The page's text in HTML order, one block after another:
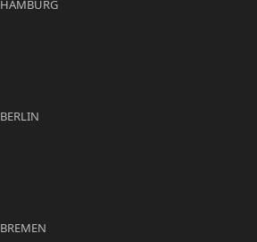
HAMBURG
BERLIN
BREMEN